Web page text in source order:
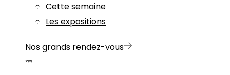
Cette semaine
Les expositions
Nos grands rendez-vous